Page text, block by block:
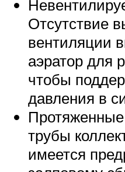
Отсутствие
вентиляции
аэратор для
чтобы
давления в
трубы
имеется